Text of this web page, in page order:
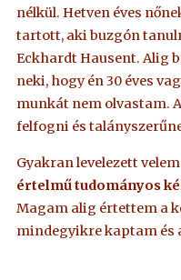
nélkül. Hetven éves
tartott, aki buzgón
Eckhardt Hausent. Alig
neki, hogy én 30 éves
munkát nem olvastam.
felfogni és
Gyakran levelezett
értelmű tudományos
Magam alig értettem a
mindegyikre kaptam és